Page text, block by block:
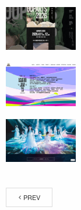
PREV